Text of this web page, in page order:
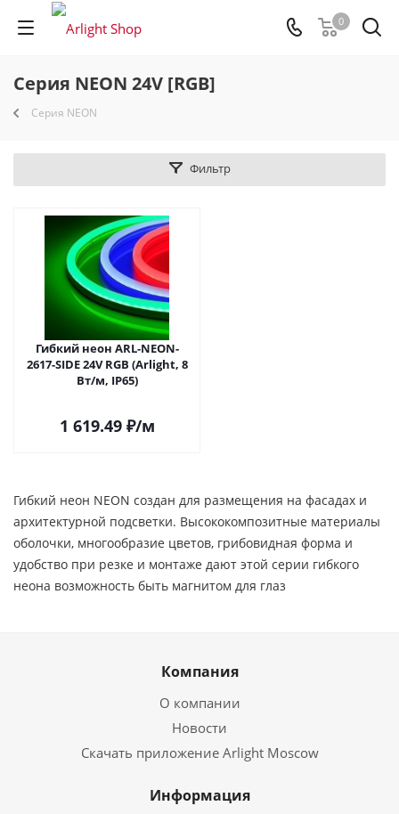
0
Серия NEON 24V [RGB]
Серия NEON
Фильтр
Гибкий неон ARL-NEON-
2617-SIDE 24V RGB (Arlight, 8
Вт/м, IP65)
1 619.49₽/м
Гибкий неон NEON создан для размещения на фасадах и
архитектурной подсветки. Высококомпозитные материалы
оболочки, многообразие цветов, грибовидная форма и
удобство при резке и монтаже дают этой серии гибкого
неона возможность быть магнитом для глаз
Компания
О компании
Новости
Скачать приложение Arlight Moscow
Информация